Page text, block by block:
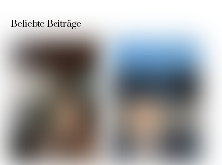
Beliebte Beiträge